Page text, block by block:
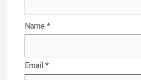
Name *
Email *